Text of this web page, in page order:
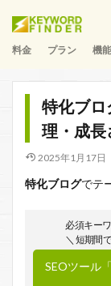
料金 プラン 機
特化ブロ
理・成長
2025年1月17日
特化ブログでテ
必須キー
＼ 短期間
SEOツール